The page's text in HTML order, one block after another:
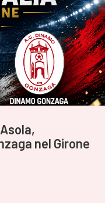
nel Girone